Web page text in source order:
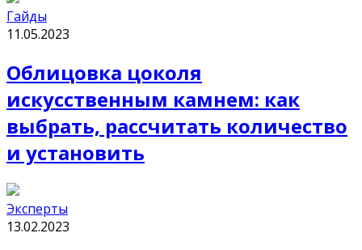
Гайды
11.05.2023
Облицовка цоколя
искусственным камнем: как
выбрать, рассчитать количество
и установить
Эксперты
13.02.2023